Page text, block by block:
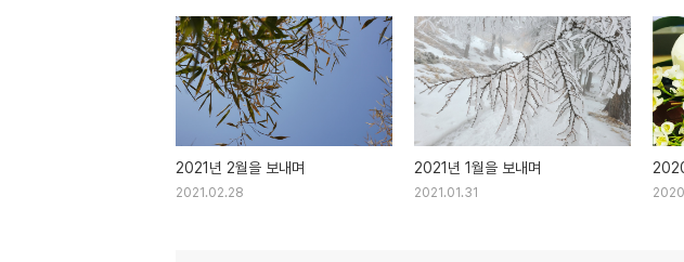
2021년 2월을 보내며
2021.02.28
2021년 1월을 보내며
2021.01.31